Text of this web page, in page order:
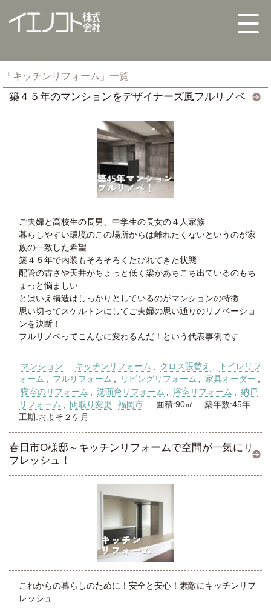
「キッチンリフォーム」一覧
築４５年のマンションをデザイナーズ風フルリノベ
ご夫婦と高校生の長男、中学生の長女の４人家族
暮らしやすい環境のこの場所からは離れたくないというのが家
族の一致した希望
築４５年で内装もそろそろくたびれてきた状態
配管の古さや天井がちょっと低く梁があちこち出ているのもち
ょっと悩ましい
とはいえ構造はしっかりとしているのがマンションの特徴
思い切ってスケルトンにしてご夫婦の思い通りのリノベーショ
ンを決断！
フルリノベってこんなに変わるんだ！という代表事例です
マンション キッチンリフォーム クロス張替え
トイレリフ
ォーム
フルリフォーム リビングリフォーム 家具オーダー
寝室のリフォーム
洗面台リフォーム 浴室リフォーム
納戸
リフォーム
間取り変更 福岡市
面積:90㎡ 築年数:45年
工期:およそ２ケ月
春日市O様邸～キッチンリフォームで空間が一気にリ
フレッシュ！
これからの暮らしのために！安全と安心！素敵にキッチンリフ
レッシュ